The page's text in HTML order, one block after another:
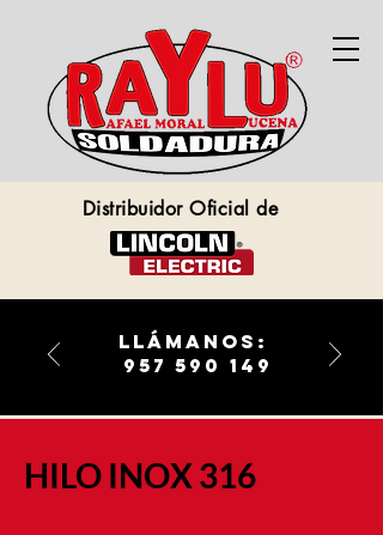
llámanos:
957 590 149
Distribuidor Oficial de
HILO INOX 316